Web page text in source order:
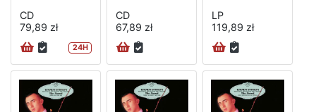
CD
79,89 zł
24H
CD
67,89 zł
LP
119,89 zł